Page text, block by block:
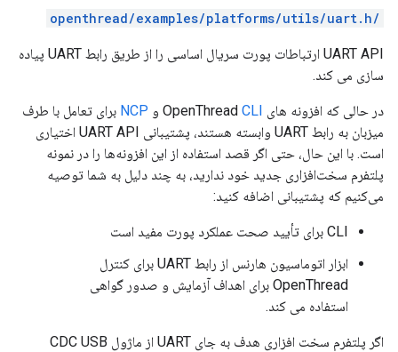
/openthread/examples/platforms/utils/uart.h
UART API ارتباطات پورت سریال اساسی را از طریق رابط UART پیاده
سازی می کند.
در حالی که افزونه های OpenThread CLI و NCP برای تعامل با طرف
میزبان به رابط UART وابسته هستند، پشتیبانی UART API اختیاری
است. با این حال، حتی اگر قصد استفاده از این افزونه‌ها را در نمونه
پلتفرم سخت‌افزاری جدید خود ندارید، به چند دلیل به شما توصیه
می‌کنیم که پشتیبانی اضافه کنید:
CLI برای تأیید صحت عملکرد پورت مفید است
ابزار اتوماسیون هارنس از رابط UART برای کنترل
OpenThread برای اهداف آزمایش و صدور گواهی
استفاده می کند.
اگر پلتفرم سخت افزاری هدف به جای UART از ماژول CDC USB